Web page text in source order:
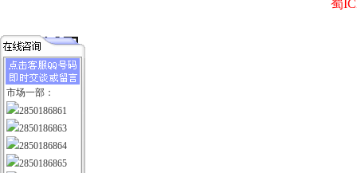
蜀
市场一部：
2850186861
2850186863
2850186864
2850186865